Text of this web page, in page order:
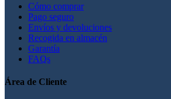
Cómo comprar
Pago seguro
Envíos y devoluciones
Recogida en almacén
Garantía
FAQs
Área de Cliente